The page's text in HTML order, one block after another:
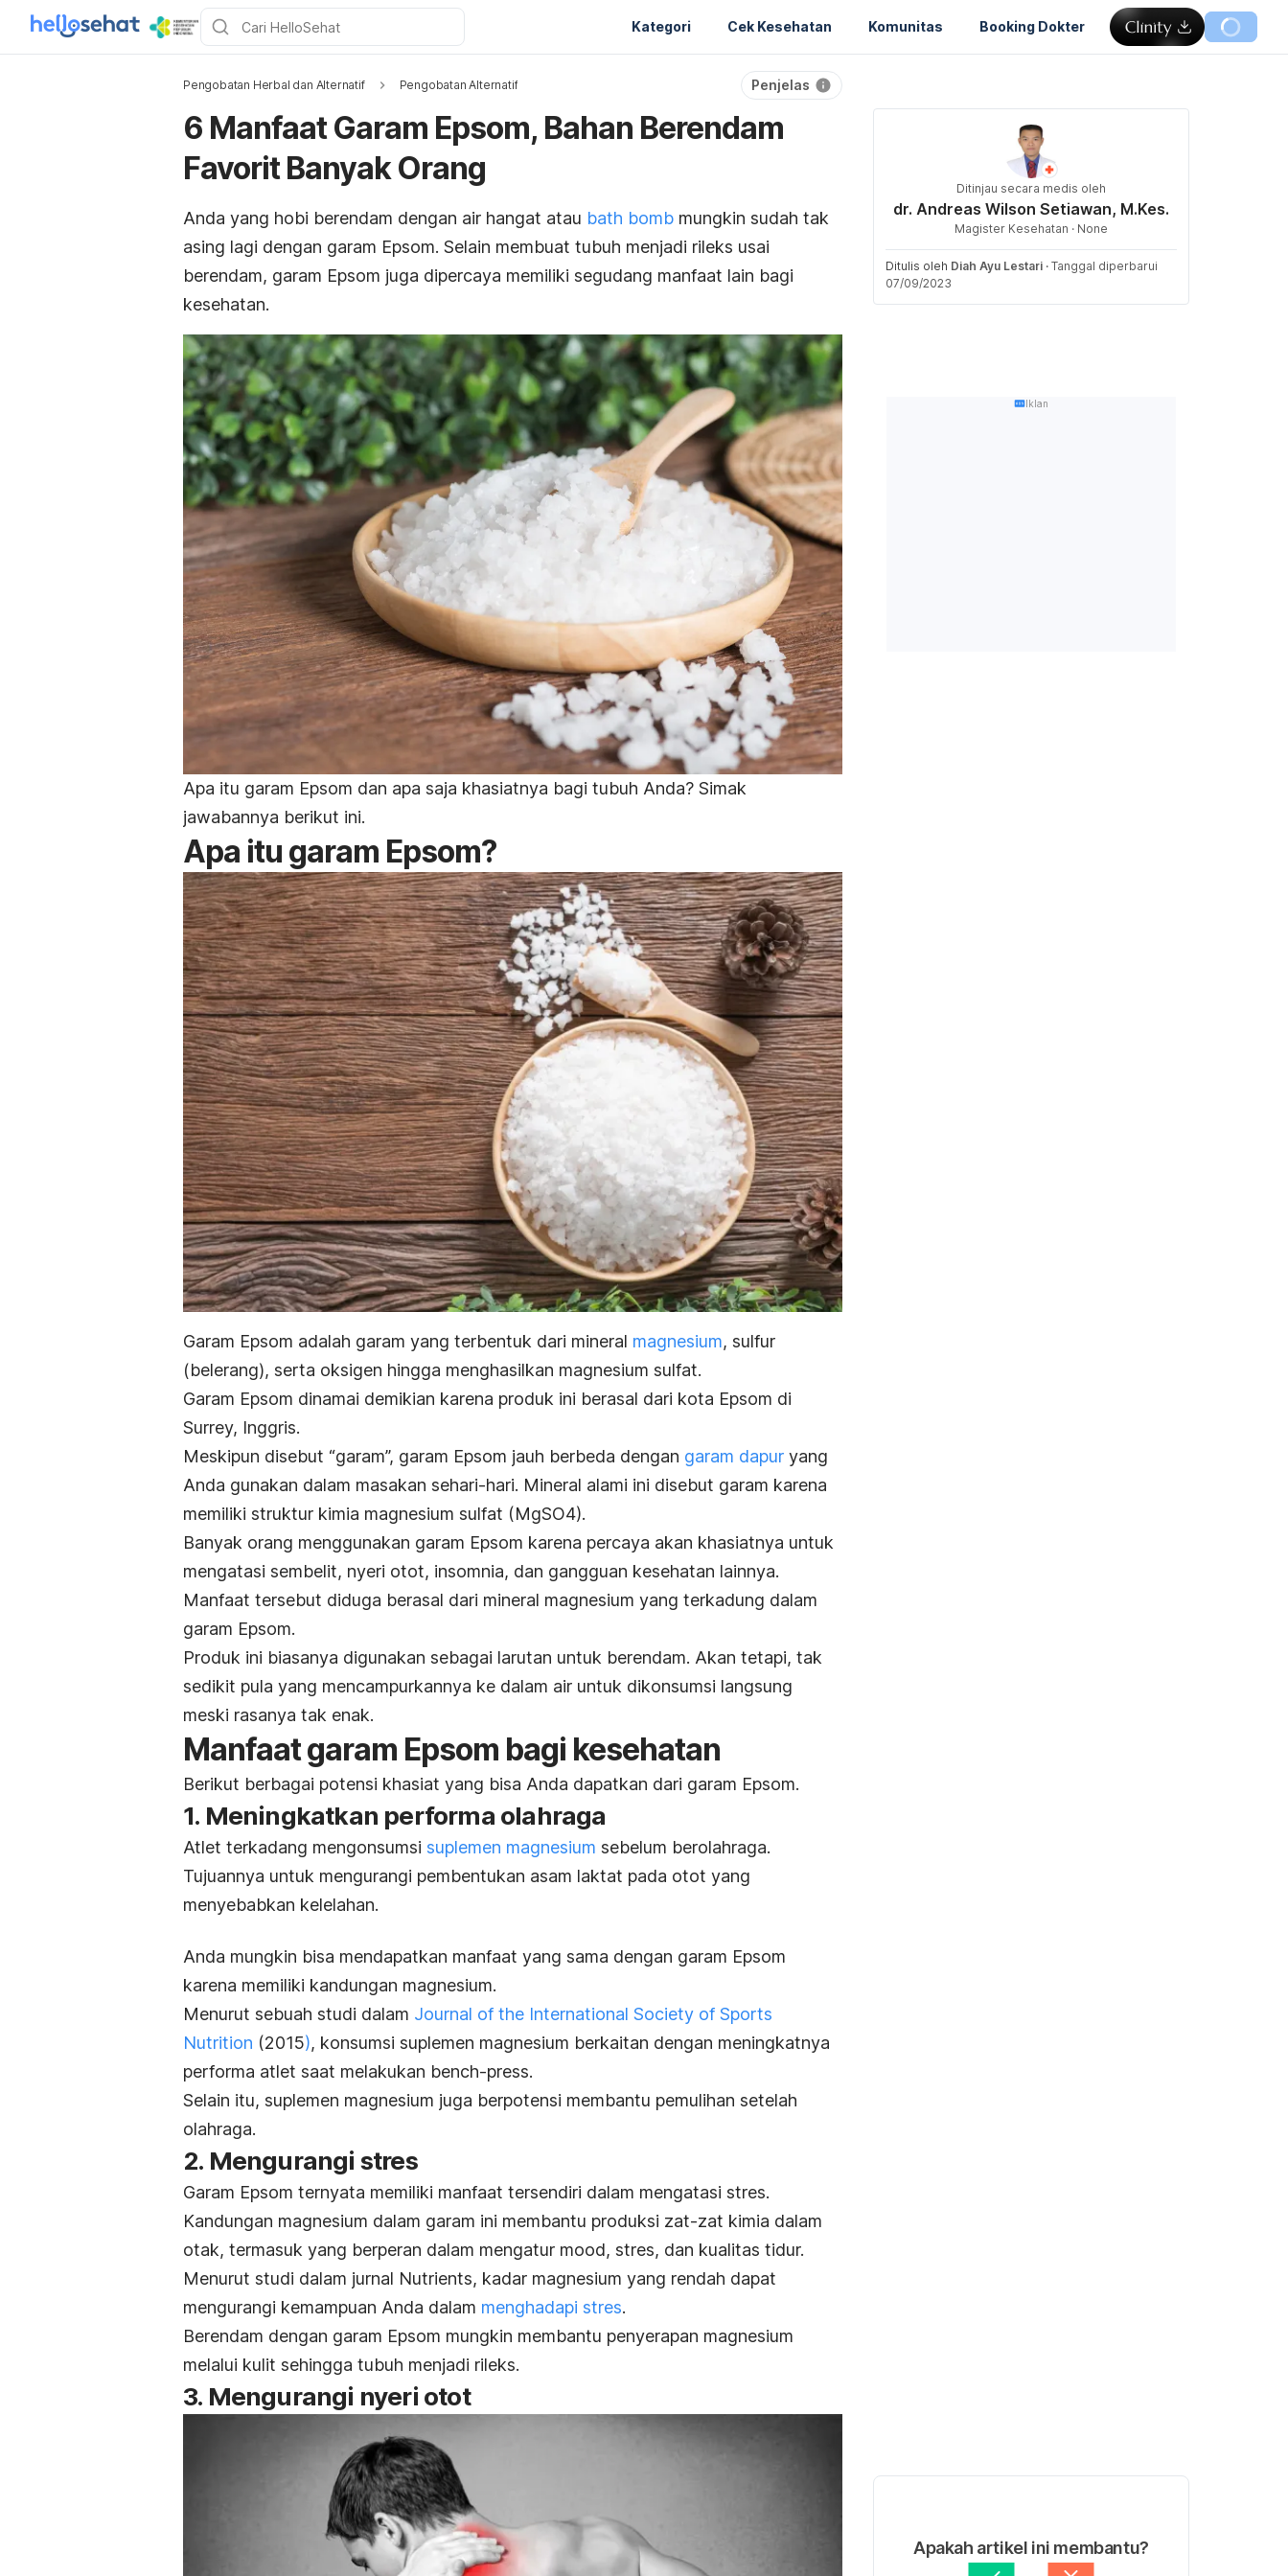
Kategori Cek Kesehatan Komunitas Booking Dokter
Pengobatan Herbal dan Alternatif Pengobatan Alternatif Penjelas
6 Manfaat Garam Epsom, Bahan Berendam
Favorit Banyak Orang
Anda yang hobi berendam dengan air hangat atau bath bomb mungkin sudah tak
asing lagi dengan garam Epsom. Selain membuat tubuh menjadi rileks usai
berendam, garam Epsom juga dipercaya memiliki segudang manfaat lain bagi
kesehatan.
Apa itu garam Epsom dan apa saja khasiatnya bagi tubuh Anda? Simak
jawabannya berikut ini.
Apa itu garam Epsom?
Garam Epsom adalah garam yang terbentuk dari mineral magnesium, sulfur
(belerang), serta oksigen hingga menghasilkan magnesium sulfat.
Garam Epsom dinamai demikian karena produk ini berasal dari kota Epsom di
Surrey, Inggris.
Meskipun disebut “garam”, garam Epsom jauh berbeda dengan garam dapur yang
Anda gunakan dalam masakan sehari-hari. Mineral alami ini disebut garam karena
memiliki struktur kimia magnesium sulfat (MgSO4).
Banyak orang menggunakan garam Epsom karena percaya akan khasiatnya untuk
mengatasi sembelit, nyeri otot, insomnia, dan gangguan kesehatan lainnya.
Manfaat tersebut diduga berasal dari mineral magnesium yang terkadung dalam
garam Epsom.
Produk ini biasanya digunakan sebagai larutan untuk berendam. Akan tetapi, tak
sedikit pula yang mencampurkannya ke dalam air untuk dikonsumsi langsung
meski rasanya tak enak.
Manfaat garam Epsom bagi kesehatan
Berikut berbagai potensi khasiat yang bisa Anda dapatkan dari garam Epsom.
1. Meningkatkan performa olahraga
Atlet terkadang mengonsumsi suplemen magnesium sebelum berolahraga.
Tujuannya untuk mengurangi pembentukan asam laktat pada otot yang
menyebabkan kelelahan.
Anda mungkin bisa mendapatkan manfaat yang sama dengan garam Epsom
karena memiliki kandungan magnesium.
Menurut sebuah studi dalam Journal of the International Society of Sports
Nutrition (2015), konsumsi suplemen magnesium berkaitan dengan meningkatnya
performa atlet saat melakukan bench-press.
Selain itu, suplemen magnesium juga berpotensi membantu pemulihan setelah
olahraga.
2. Mengurangi stres
Garam Epsom ternyata memiliki manfaat tersendiri dalam mengatasi stres.
Kandungan magnesium dalam garam ini membantu produksi zat-zat kimia dalam
otak, termasuk yang berperan dalam mengatur mood, stres, dan kualitas tidur.
Menurut studi dalam jurnal Nutrients, kadar magnesium yang rendah dapat
mengurangi kemampuan Anda dalam menghadapi stres.
Berendam dengan garam Epsom mungkin membantu penyerapan magnesium
melalui kulit sehingga tubuh menjadi rileks.
3. Mengurangi nyeri otot
Ditinjau secara medis oleh
dr. Andreas Wilson Setiawan, M.Kes.
Magister Kesehatan · None
Ditulis oleh Diah Ayu Lestari · Tanggal diperbarui
07/09/2023
Iklan
Apakah artikel ini membantu?